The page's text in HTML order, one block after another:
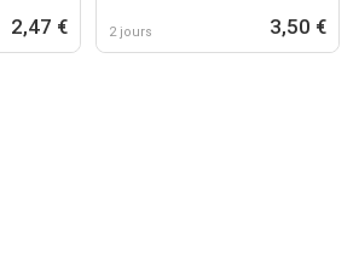
2,47 € 2 jours 3,50 €